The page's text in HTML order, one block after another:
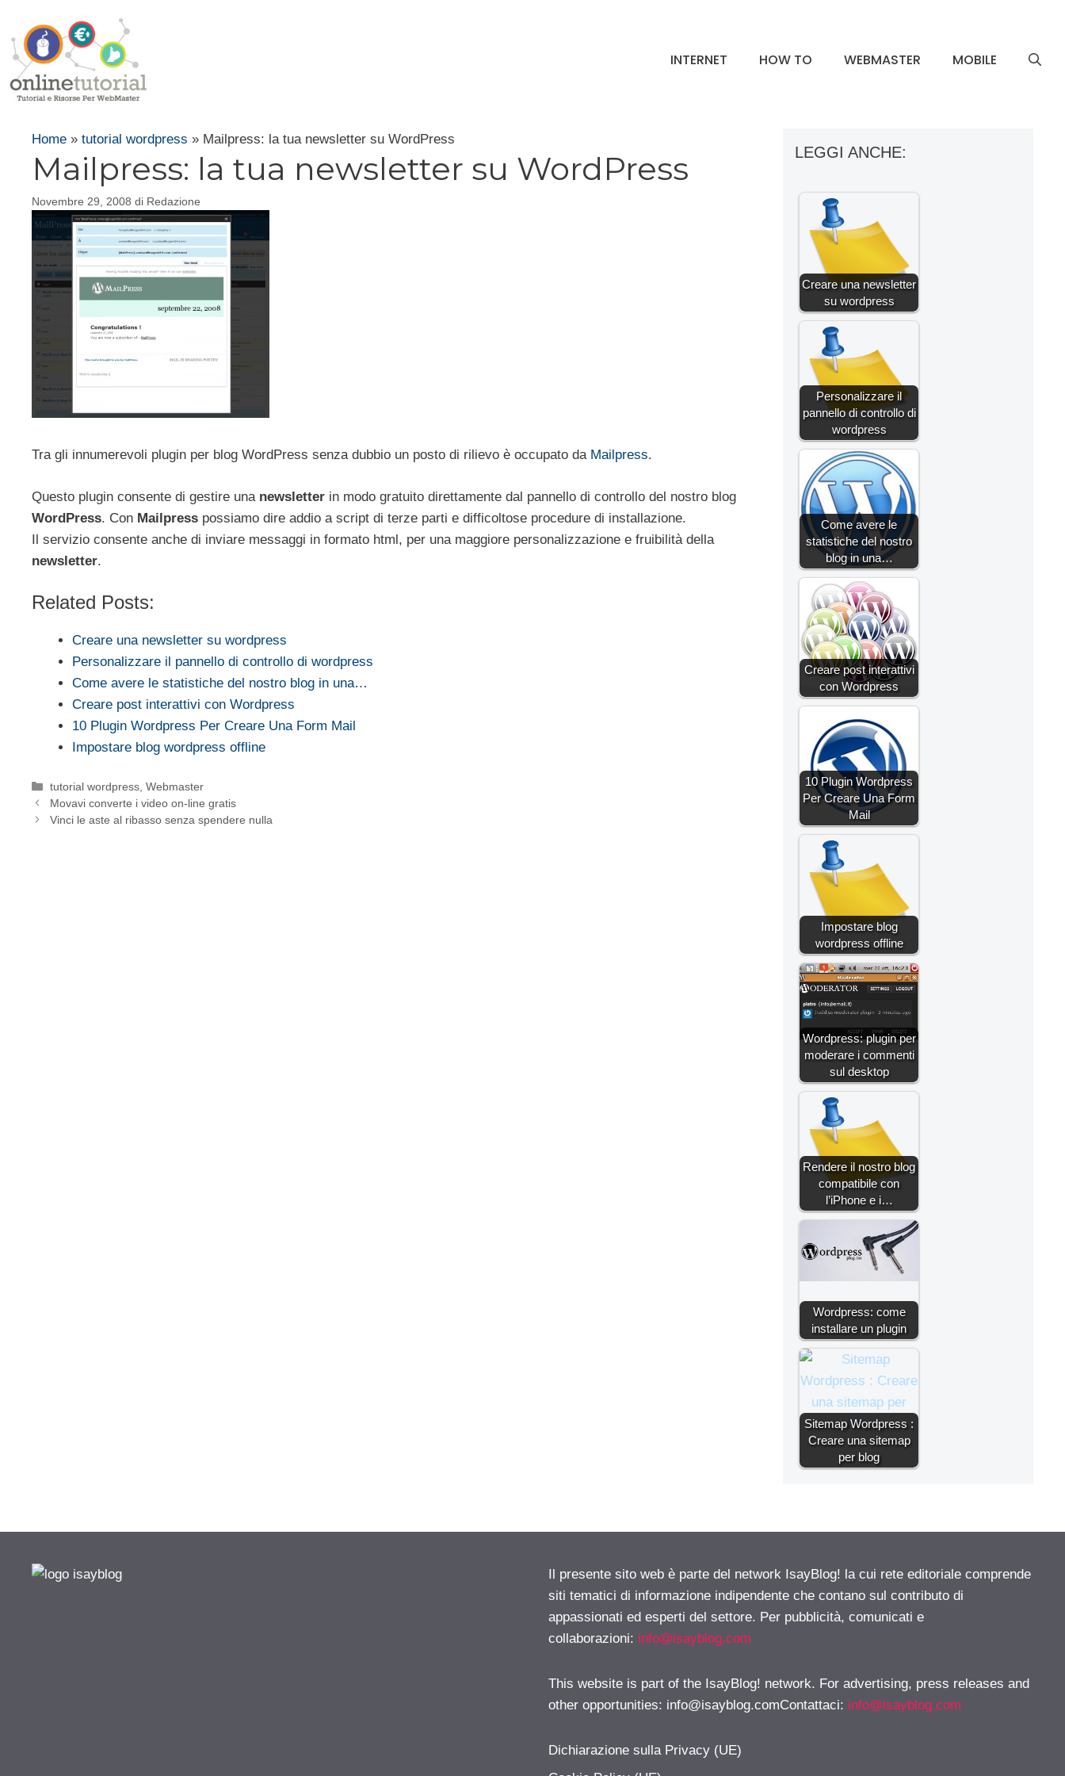
contenuto
INTERNET HOW TO WEBMASTER MOBILE
Home » tutorial wordpress » Mailpress: la tua newsletter su WordPress
Mailpress: la tua newsletter su WordPress
Novembre 29, 2008 di Redazione
Tra gli innumerevoli plugin per blog WordPress senza dubbio un posto di rilievo è occupato da Mailpress.
Questo plugin consente di gestire una newsletter in modo gratuito direttamente dal pannello di controllo del nostro blog
WordPress. Con Mailpress possiamo dire addio a script di terze parti e difficoltose procedure di installazione.
Il servizio consente anche di inviare messaggi in formato html, per una maggiore personalizzazione e fruibilità della
newsletter.
Related Posts:
Creare una newsletter su wordpress
Personalizzare il pannello di controllo di wordpress
Come avere le statistiche del nostro blog in una…
Creare post interattivi con Wordpress
10 Plugin Wordpress Per Creare Una Form Mail
Impostare blog wordpress offline
Categorie
tutorial wordpress ,Webmaster
Movavi converte i video on-line gratis
Vinci le aste al ribasso senza spendere nulla
LEGGI ANCHE:
Creare una newsletter
su wordpress
Personalizzare il
pannello di controllo di
wordpress
Come avere le
statistiche del nostro
blog in una…
Creare post interattivi
con Wordpress
10 Plugin Wordpress
Per Creare Una Form
Mail
Impostare blog
wordpress offline
Wordpress: plugin per
moderare i commenti
sul desktop
Rendere il nostro blog
compatibile con
l’iPhone e i…
Wordpress: come
installare un plugin
Sitemap Wordpress :
Creare una sitemap
per blog
Il presente sito web è parte del network IsayBlog! la cui rete editoriale comprende
siti tematici di informazione indipendente che contano sul contributo di
appassionati ed esperti del settore. Per pubblicità, comunicati e
collaborazioni: info@isayblog.com
This website is part of the IsayBlog! network. For advertising, press releases and
other opportunities: info@isayblog.comContattaci: info@isayblog.com
Dichiarazione sulla Privacy (UE)